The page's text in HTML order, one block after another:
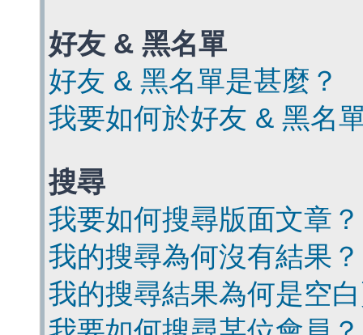
好友 & 黑名單
好友 & 黑名單是甚麼？
我要如何於好友 & 黑名
搜尋
我要如何搜尋版面文章？
我的搜尋為何沒有結果？
我的搜尋結果為何是空